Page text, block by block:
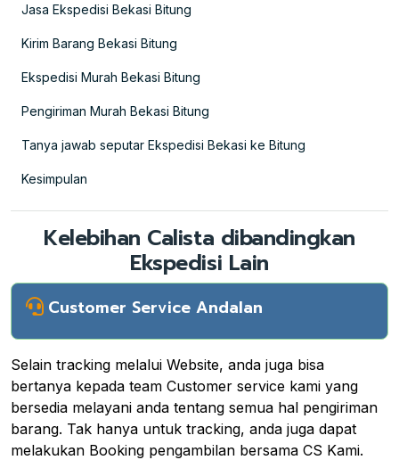
Jasa Ekspedisi Bekasi Bitung
Kirim Barang Bekasi Bitung
Ekspedisi Murah Bekasi Bitung
Pengiriman Murah Bekasi Bitung
Tanya jawab seputar Ekspedisi Bekasi ke Bitung
Kesimpulan
Kelebihan Calista dibandingkan
Ekspedisi Lain
Customer Service Andalan
Selain tracking melalui Website, anda juga bisa
bertanya kepada team Customer service kami yang
bersedia melayani anda tentang semua hal pengiriman
barang. Tak hanya untuk tracking, anda juga dapat
melakukan Booking pengambilan bersama CS Kami.